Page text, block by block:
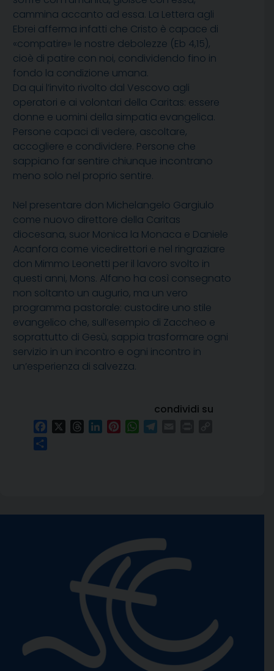
cammina accanto ad essa. La Lettera agli
Ebrei afferma infatti che Cristo è capace di
«compatire» le nostre debolezze (Eb 4,15),
cioè di patire con noi, condividendo fino in
fondo la condizione umana.
Da qui l’invito rivolto dal Vescovo agli
operatori e ai volontari della Caritas: essere
donne e uomini della simpatia evangelica.
Persone capaci di vedere, ascoltare,
accogliere e condividere. Persone che
sappiano far sentire chiunque incontrano
meno solo nel proprio sentire.
Nel presentare don Michelangelo Gargiulo
come nuovo direttore della Caritas
diocesana, suor Monica la Monaca e Daniele
Acanfora come vicedirettori e nel ringraziare
don Mimmo Leonetti per il lavoro svolto in
questi anni, Mons. Alfano ha così consegnato
non soltanto un augurio, ma un vero
programma pastorale: custodire uno stile
evangelico che, sull’esempio di Zaccheo e
soprattutto di Gesù, sappia trasformare ogni
servizio in un incontro e ogni incontro in
un’esperienza di salvezza.
condividi su
FacebookThreadsLinkedInPinterestWhatsApp